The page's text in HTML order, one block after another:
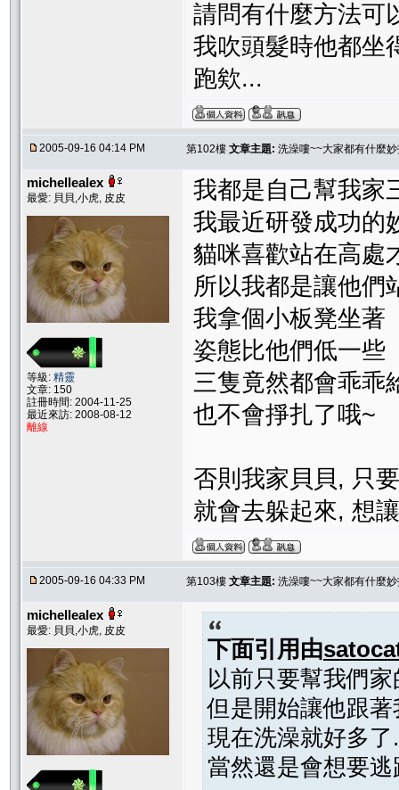
請問有什麼方法可
我吹頭髮時他都坐
跑欸...
2005-09-16 04:14 PM 第102樓 文章主題: 洗澡嘍~~大家都有什麼
michellealex
最愛: 貝貝,小虎, 皮皮
等級: 精靈
文章: 150
註冊時間: 2004-11-25
最近來訪: 2008-08-12
離線
我都是自己幫我家
我最近研發成功的
貓咪喜歡站在高處
所以我都是讓他們
我拿個小板凳坐著
姿態比他們低一些
三隻竟然都會乖乖
也不會掙扎了哦~
否則我家貝貝, 只
就會去躲起來, 想
2005-09-16 04:33 PM 第103樓 文章主題: 洗澡嘍~~大家都有什麼
michellealex
最愛: 貝貝,小虎, 皮皮
下面引用由
以前只要幫我們
但是開始讓他跟
現在洗澡就好多
當然還是會想要逃